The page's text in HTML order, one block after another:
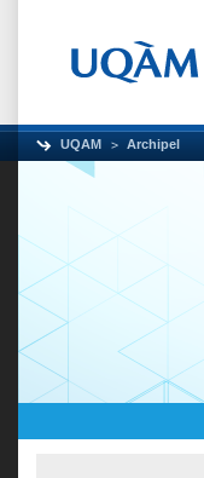
UQAM Archipel